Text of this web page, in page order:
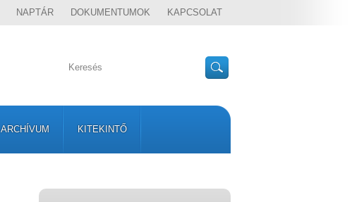
NAPTÁR DOKUMENTUMOK KAPCSOLAT
ARCHÍVUM KITEKINTŐ